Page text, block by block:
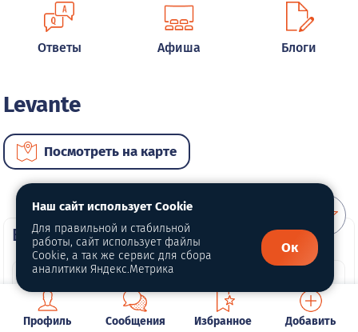
Ответы Афиша Блоги
Levante
Посмотреть на карте
ВИП автомобили
Профиль Сообщения Избранное Добавить
Наш сайт использует Cookie
Для правильной и стабильной
работы, сайт использует файлы
Cookie, а так же сервис для сбора
аналитики Яндекс.Метрика
Ок